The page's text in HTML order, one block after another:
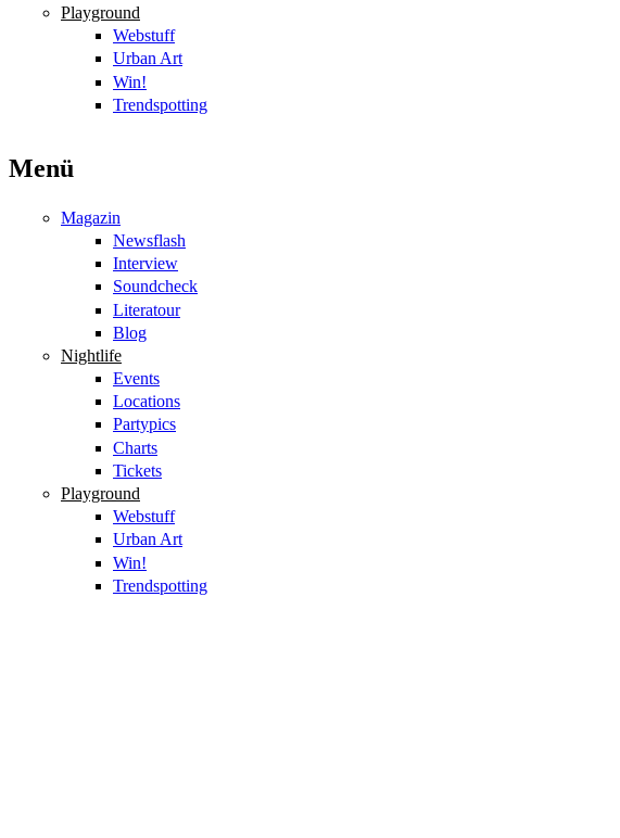
Playground
Webstuff
Urban Art
Win!
Trendspotting
Menü
Magazin
Newsflash
Interview
Soundcheck
Literatour
Blog
Nightlife
Events
Locations
Partypics
Charts
Tickets
Playground
Webstuff
Urban Art
Win!
Trendspotting